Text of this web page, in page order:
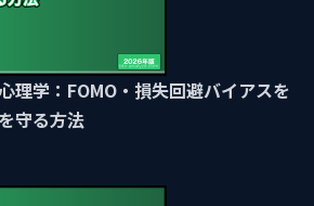
理学：FOMO・損失回避バイアスを
守る方法